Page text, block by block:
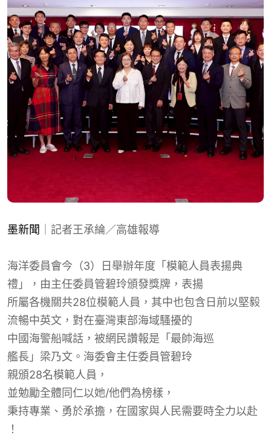
墨新聞 ｜記者王承綸／高雄報導
海洋委員會今（3）日舉辦年度「模範人員表揚典
禮」，由主任委員管碧玲頒發獎牌，表揚
所屬各機關共28位模範人員，其中也包含日前以堅毅
流暢中英文，對在臺灣東部海域騷擾的
中國海警船喊話 ，被網民讚報是「最帥海巡
艦長」梁乃文。 海委會主任委員管碧玲
親頒28名模範人員 ，
並勉勵全體同仁以她/他們為榜樣，
秉持專業、勇於承擔 ， 在國家與人民需要時全力以赴
！